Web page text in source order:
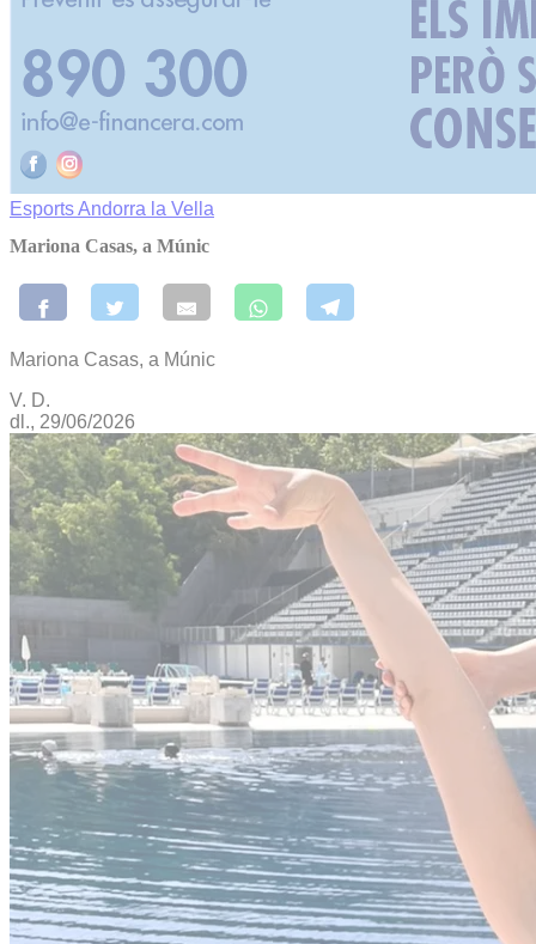
EsportsAndorra la Vella
Mariona Casas, a Múnic
Mariona Casas, a Múnic
V. D.
dl., 29/06/2026